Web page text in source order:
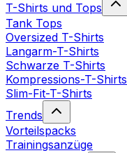
T-Shirts und Tops
Tank Tops
Oversized T-Shirts
Langarm-T-Shirts
Schwarze T-Shirts
Kompressions-T-Shirts
Slim-Fit-T-Shirts
Trends
Vorteilspacks
Trainingsanzüge